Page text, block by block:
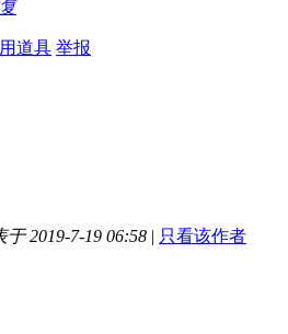
道具 举报
于 2019-7-19 06:58 | 只看该作者